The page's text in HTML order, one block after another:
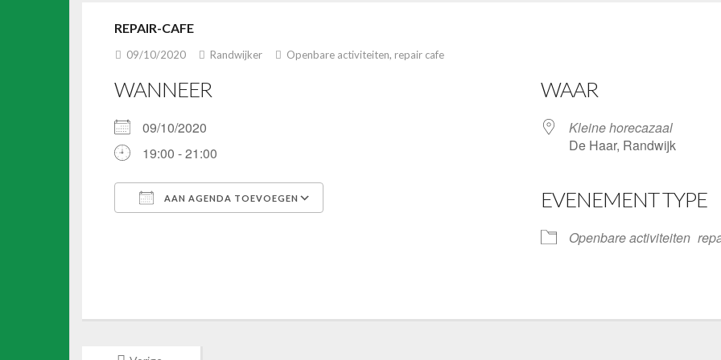
REPAIR-CAFE
09/10/2020 Randwijker Openbare activiteiten, repair cafe
WANNEER
09/10/2020
19:00 - 21:00
AAN AGENDA TOEVOEGEN
WAAR
Kleine horecazaal
De Haar, Randwijk
EVENEMENT TYPE
Openbare activiteiten